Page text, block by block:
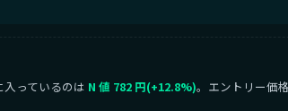
っているのは N 値 782 円(+12.8%)。エントリー価